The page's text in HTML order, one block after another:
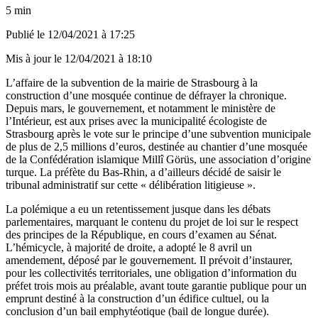
5 min
Publié le 12/04/2021 à 17:25
Mis à jour le 12/04/2021 à 18:10
L’affaire de la subvention de la mairie de Strasbourg à la
construction d’une mosquée continue de défrayer la chronique.
Depuis mars, le gouvernement, et notamment le ministère de
l’Intérieur, est aux prises avec la municipalité écologiste de
Strasbourg après le vote sur le principe d’une subvention municipale
de plus de 2,5 millions d’euros, destinée au chantier d’une mosquée
de la Confédération islamique Millî Görüs, une association d’origine
turque. La préfète du Bas-Rhin, a d’ailleurs décidé de saisir le
tribunal administratif sur cette « délibération litigieuse ».
La polémique a eu un retentissement jusque dans les débats
parlementaires, marquant le contenu du projet de loi sur le respect
des principes de la République, en cours d’examen au Sénat.
L’hémicycle, à majorité de droite, a adopté le 8 avril un
amendement, déposé par le gouvernement. Il prévoit d’instaurer,
pour les collectivités territoriales, une obligation d’information du
préfet trois mois au préalable, avant toute garantie publique pour un
emprunt destiné à la construction d’un édifice cultuel, ou la
conclusion d’un bail emphytéotique (bail de longue durée).